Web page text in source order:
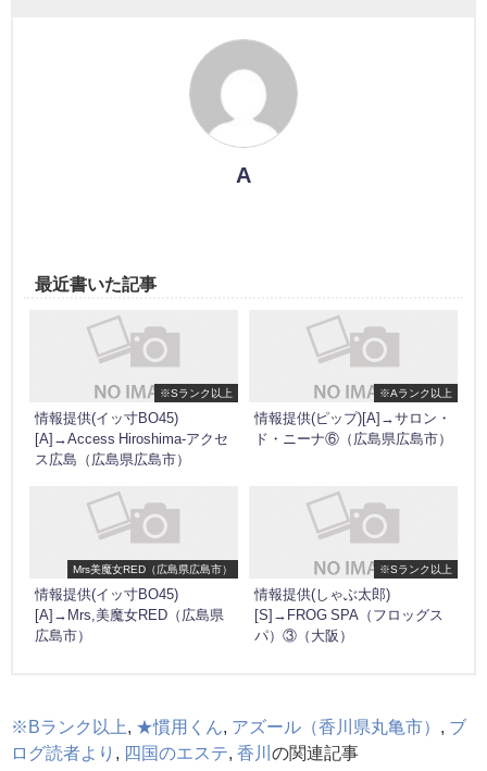
A
最近書いた記事
※Sランク以上
情報提供(イッ寸BO45)
[A]→Access Hiroshima-アクセ
ス広島（広島県広島市）
※Aランク以上
情報提供(ピップ)[A]→サロン・
ド・ニーナ⑥（広島県広島市）
Mrs美魔女RED（広島県広島市）
情報提供(イッ寸BO45)
[A]→Mrs,美魔女RED（広島県
広島市）
※Sランク以上
情報提供(しゃぶ太郎)
[S]→FROG SPA（フロッグス
パ）③（大阪）
※Bランク以上 ★慣用くん アズール（香川県丸亀市）
ブ
ログ読者より
四国のエステ 香川 の関連記事